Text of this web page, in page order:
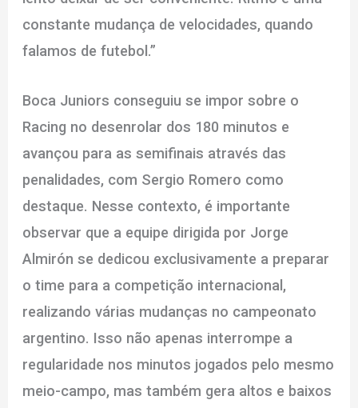
constante mudança de velocidades, quando
falamos de futebol.”
Boca Juniors conseguiu se impor sobre o
Racing no desenrolar dos 180 minutos e
avançou para as semifinais através das
penalidades, com Sergio Romero como
destaque. Nesse contexto, é importante
observar que a equipe dirigida por Jorge
Almirón se dedicou exclusivamente a preparar
o time para a competição internacional,
realizando várias mudanças no campeonato
argentino. Isso não apenas interrompe a
regularidade nos minutos jogados pelo mesmo
meio-campo, mas também gera altos e baixos